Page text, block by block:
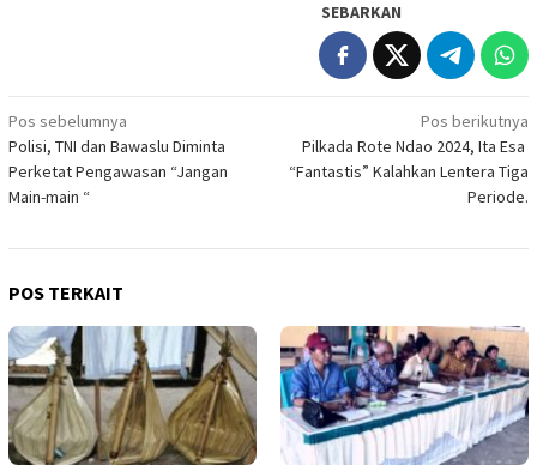
SEBARKAN
Navigasi
pos
Pos sebelumnya
Polisi, TNI dan Bawaslu Diminta
Perketat Pengawasan “Jangan
Main-main “
Pos berikutnya
Pilkada Rote Ndao 2024, Ita Esa
“Fantastis” Kalahkan Lentera Tiga
Periode.
POS TERKAIT